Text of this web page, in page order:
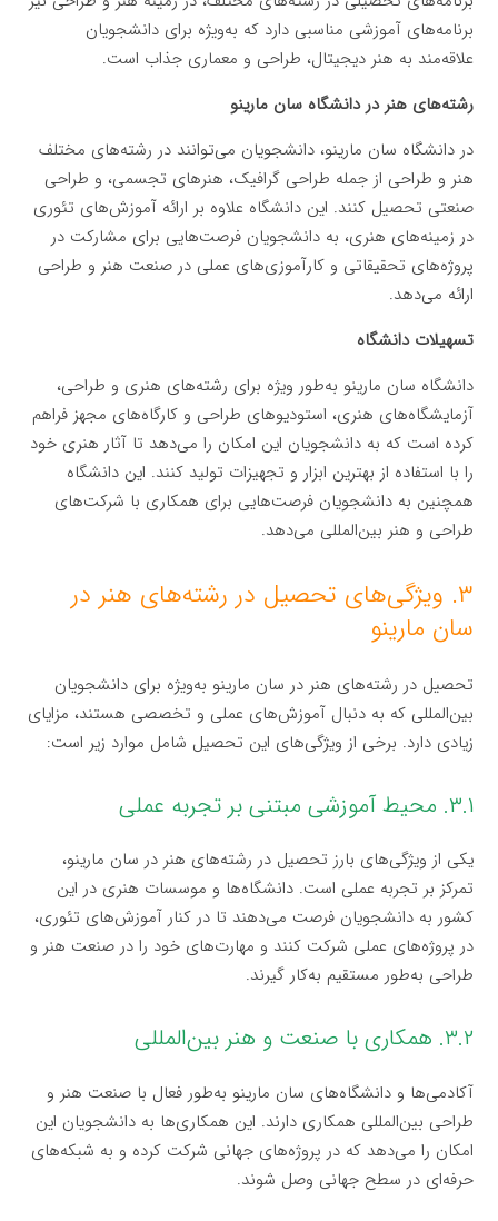
برنامه‌های آموزشی مناسبی دارد که به‌ویژه برای دانشجویان
علاقه‌مند به هنر دیجیتال، طراحی و معماری جذاب است.
رشته‌های هنر در دانشگاه سان مارینو
در دانشگاه سان مارینو، دانشجویان می‌توانند در رشته‌های مختلف
هنر و طراحی از جمله طراحی گرافیک، هنرهای تجسمی، و طراحی
صنعتی تحصیل کنند. این دانشگاه علاوه بر ارائه آموزش‌های تئوری
در زمینه‌های هنری، به دانشجویان فرصت‌هایی برای مشارکت در
پروژه‌های تحقیقاتی و کارآموزی‌های عملی در صنعت هنر و طراحی
ارائه می‌دهد.
تسهیلات دانشگاه
دانشگاه سان مارینو به‌طور ویژه برای رشته‌های هنری و طراحی،
آزمایشگاه‌های هنری، استودیوهای طراحی و کارگاه‌های مجهز فراهم
کرده است که به دانشجویان این امکان را می‌دهد تا آثار هنری خود
را با استفاده از بهترین ابزار و تجهیزات تولید کنند. این دانشگاه
همچنین به دانشجویان فرصت‌هایی برای همکاری با شرکت‌های
طراحی و هنر بین‌المللی می‌دهد.
۳. ویژگی‌های تحصیل در رشته‌های هنر در
سان مارینو
تحصیل در رشته‌های هنر در سان مارینو به‌ویژه برای دانشجویان
بین‌المللی که به دنبال آموزش‌های عملی و تخصصی هستند، مزایای
زیادی دارد. برخی از ویژگی‌های این تحصیل شامل موارد زیر است:
۳.۱. محیط آموزشی مبتنی بر تجربه عملی
یکی از ویژگی‌های بارز تحصیل در رشته‌های هنر در سان مارینو،
تمرکز بر تجربه عملی است. دانشگاه‌ها و موسسات هنری در این
کشور به دانشجویان فرصت می‌دهند تا در کنار آموزش‌های تئوری،
در پروژه‌های عملی شرکت کنند و مهارت‌های خود را در صنعت هنر و
طراحی به‌طور مستقیم به‌کار گیرند.
۳.۲. همکاری با صنعت و هنر بین‌المللی
آکادمی‌ها و دانشگاه‌های سان مارینو به‌طور فعال با صنعت هنر و
طراحی بین‌المللی همکاری دارند. این همکاری‌ها به دانشجویان این
امکان را می‌دهد که در پروژه‌های جهانی شرکت کرده و به شبکه‌های
حرفه‌ای در سطح جهانی وصل شوند.